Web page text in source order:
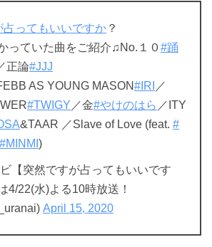
占ってもいいですか ？
っていた曲をご紹介♫No.１０#踊
正論#JJJ
AS YOUNG MASON#IRI ／
#TWIGY ／金#やけのはら ／ITY
&TAAR ／Slave of Love (feat. #
#MINMI )
【突然ですが占ってもいいです
4/22(水)よる10時放送！
April 15, 2020